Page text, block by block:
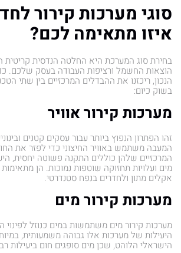
סוגי מערכות קירור
איזו מתאימה לכם?
בחירת סוג המערכת היא החלטה הנדסית קריטית
הוצאות החשמל ורציפות העבודה בעסק שלכם.
הנכון, ריכזנו את ההבדלים המרכזיים בין שתי
בשוק כיום:
מערכות קירור אוויר
זהו הפתרון הנפוץ ביותר עבור עסקים קטנים
המעבה משתמש באוויר החיצוני כדי לפזר את
המרכזיים שלהן כוללים התקנה פשוטה יחסית,
מים ועלויות תחזוקה שוטפות נמוכות. הן
אקלים מתון ולחדרים בנפח סטנדרטי.
מערכות קירור מים
מערכות קירור מים משתמשות במים כנוזל
היעילות של מערכות אלו גבוהה משמעותית,
הישראלי הלוהט, שכן מים סופגים חום ביעילות